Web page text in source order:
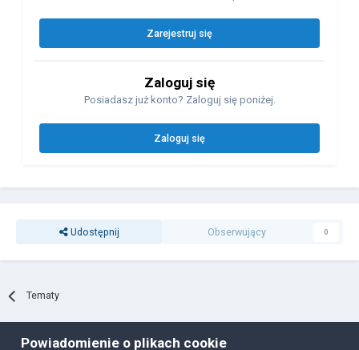
Zarejestruj się
Zaloguj się
Posiadasz już konto? Zaloguj się poniżej.
Zaloguj się
Udostępnij Obserwujący 0
Tematy
Polityka prywatności Ciasteczka
Powiadomienie o plikach cookie